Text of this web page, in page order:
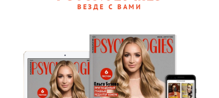
ВЕЗДЕ С ВАМИ